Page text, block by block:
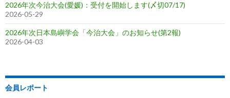
2026年次今治大会(愛媛)：受付を開始します(〆切07/17)
2026-05-29
2026年次日本島嶼学会「今治大会」のお知らせ(第2報)
2026-04-03
会員レポート